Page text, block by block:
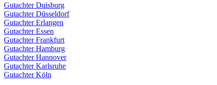
Gutachter Duisburg
Gutachter Düsseldorf
Gutachter Erlangen
Gutachter Essen
Gutachter Frankfurt
Gutachter Hamburg
Gutachter Hannover
Gutachter Karlsruhe
Gutachter Köln